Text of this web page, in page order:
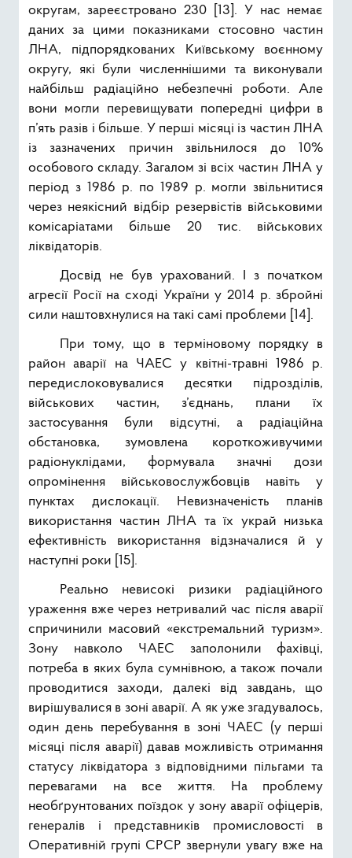
округам, зареєстровано 230 [13]. У нас немає
даних за цими показниками стосовно частин
ЛНА, підпорядкованих Київському воєнному
округу, які були численнішими та виконували
найбільш радіаційно небезпечні роботи. Але
вони могли перевищувати попередні цифри в
п’ять разів і більше. У перші місяці із частин ЛНА
із зазначених причин звільнилося до 10%
особового складу. Загалом зі всіх частин ЛНА у
період з 1986 р. по 1989 р. могли звільнитися
через неякісний відбір резервістів військовими
комісаріатами більше 20 тис. військових
ліквідаторів.
Досвід не був урахований. І з початком
агресії Росії на сході України у 2014 р. збройні
сили наштовхнулися на такі самі проблеми [14].
При тому, що в терміновому порядку в
район аварії на ЧАЕС у квітні-травні 1986 р.
передислоковувалися десятки підрозділів,
військових частин, з’єднань, плани їх
застосування були відсутні, а радіаційна
обстановка, зумовлена короткоживучими
радіонуклідами, формувала значні дози
опромінення військовослужбовців навіть у
пунктах дислокації. Невизначеність планів
використання частин ЛНА та їх украй низька
ефективність використання відзначалися й у
наступні роки [15].
Реально невисокі ризики радіаційного
ураження вже через нетривалий час після аварії
спричинили масовий «екстремальний туризм».
Зону навколо ЧАЕС заполонили фахівці,
потреба в яких була сумнівною, а також почали
проводитися заходи, далекі від завдань, що
вирішувалися в зоні аварії. А як уже згадувалось,
один день перебування в зоні ЧАЕС (у перші
місяці після аварії) давав можливість отримання
статусу ліквідатора з відповідними пільгами та
перевагами на все життя. На проблему
необґрунтованих поїздок у зону аварії офіцерів,
генералів і представників промисловості в
Оперативній групі СРСР звернули увагу вже на